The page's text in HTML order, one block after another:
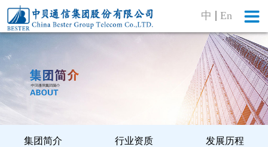
中 En
集团简介 行业资质 发展历程